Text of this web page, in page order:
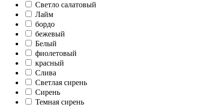
Светло салатовый
Лайм
бордо
бежевый
Белый
фиолетовый
красный
Слива
Светлая сирень
Сирень
Темная сирень